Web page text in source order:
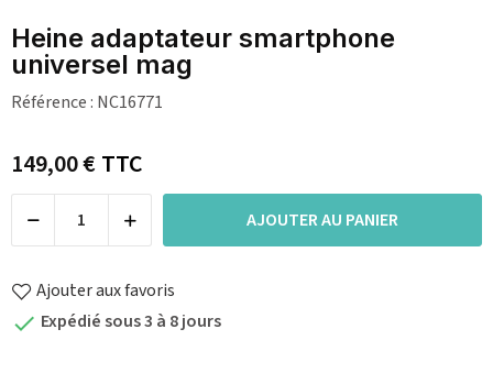
Heine adaptateur smartphone
universel mag
Référence : NC16771
149,00 €TTC
AJOUTER AU PANIER
Ajouter aux favoris
 Expédié sous 3 à 8 jours